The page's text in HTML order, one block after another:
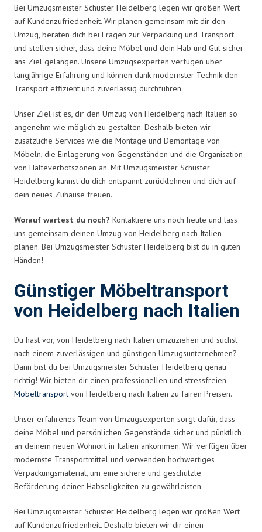
Bei Umzugsmeister Schuster Heidelberg legen wir großen Wert
auf Kundenzufriedenheit. Wir planen gemeinsam mit dir den
Umzug, beraten dich bei Fragen zur Verpackung und Transport
und stellen sicher, dass deine Möbel und dein Hab und Gut sicher
ans Ziel gelangen. Unsere Umzugsexperten verfügen über
langjährige Erfahrung und können dank modernster Technik den
Transport effizient und zuverlässig durchführen.
Unser Ziel ist es, dir den Umzug von Heidelberg nach Italien so
angenehm wie möglich zu gestalten. Deshalb bieten wir
zusätzliche Services wie die Montage und Demontage von
Möbeln, die Einlagerung von Gegenständen und die Organisation
von Halteverbotszonen an. Mit Umzugsmeister Schuster
Heidelberg kannst du dich entspannt zurücklehnen und dich auf
dein neues Zuhause freuen.
Worauf wartest du noch? Kontaktiere uns noch heute und lass
uns gemeinsam deinen Umzug von Heidelberg nach Italien
planen. Bei Umzugsmeister Schuster Heidelberg bist du in guten
Händen!
Günstiger Möbeltransport
von Heidelberg nach Italien
Du hast vor, von Heidelberg nach Italien umzuziehen und suchst
nach einem zuverlässigen und günstigen Umzugsunternehmen?
Dann bist du bei Umzugsmeister Schuster Heidelberg genau
richtig! Wir bieten dir einen professionellen und stressfreien
Möbeltransport von Heidelberg nach Italien zu fairen Preisen.
Unser erfahrenes Team von Umzugsexperten sorgt dafür, dass
deine Möbel und persönlichen Gegenstände sicher und pünktlich
an deinem neuen Wohnort in Italien ankommen. Wir verfügen über
modernste Transportmittel und verwenden hochwertiges
Verpackungsmaterial, um eine sichere und geschützte
Beförderung deiner Habseligkeiten zu gewährleisten.
Bei Umzugsmeister Schuster Heidelberg legen wir großen Wert
auf Kundenzufriedenheit. Deshalb bieten wir dir einen